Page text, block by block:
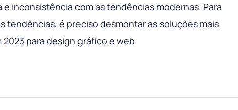
inconsistência com as tendências modernas. Para
tendências, é preciso desmontar as soluções mais
2023 para design gráfico e web.